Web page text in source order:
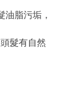
脂污垢，
髮有自然